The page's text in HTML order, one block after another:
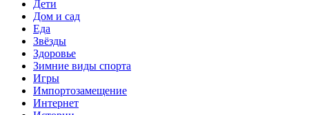
Дети
Дом и сад
Еда
Звёзды
Здоровье
Зимние виды спорта
Игры
Импортозамещение
Интернет